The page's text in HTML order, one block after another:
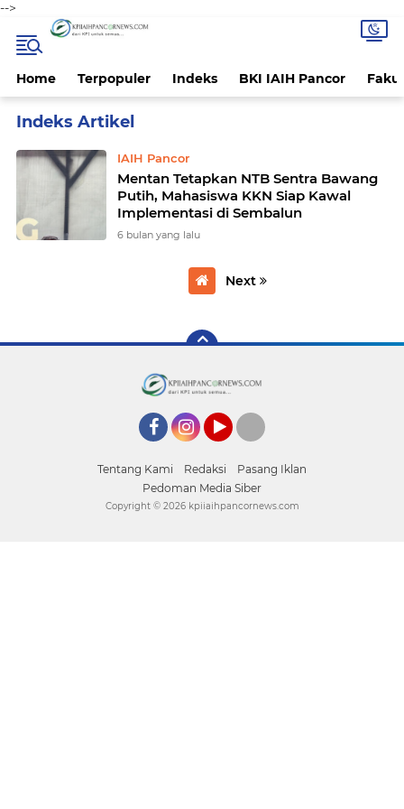
-->
Home Terpopuler Indeks BKI IAIH Pancor
IAIH Pancor
Mentan Tetapkan NTB Sentra Bawang
Putih, Mahasiswa KKN Siap Kawal
Implementasi di Sembalun
6 bulan yang lalu
Next
Tentang Kami Redaksi
Pasang Iklan
Pedoman Media Siber
Copyright © 2026 kpiiaihpancornews.com